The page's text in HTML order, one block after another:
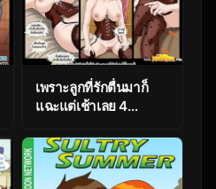
เพราะลูกที่รักตื่นมาก็
แฉะแต่เช้าเลย 4
Ch.4